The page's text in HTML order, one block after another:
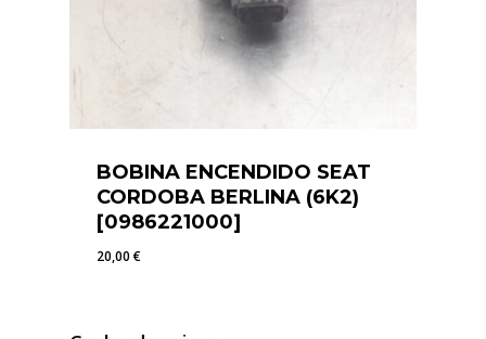
BOBINA ENCENDIDO SEAT
CORDOBA BERLINA (6K2)
[0986221000]
20,00€